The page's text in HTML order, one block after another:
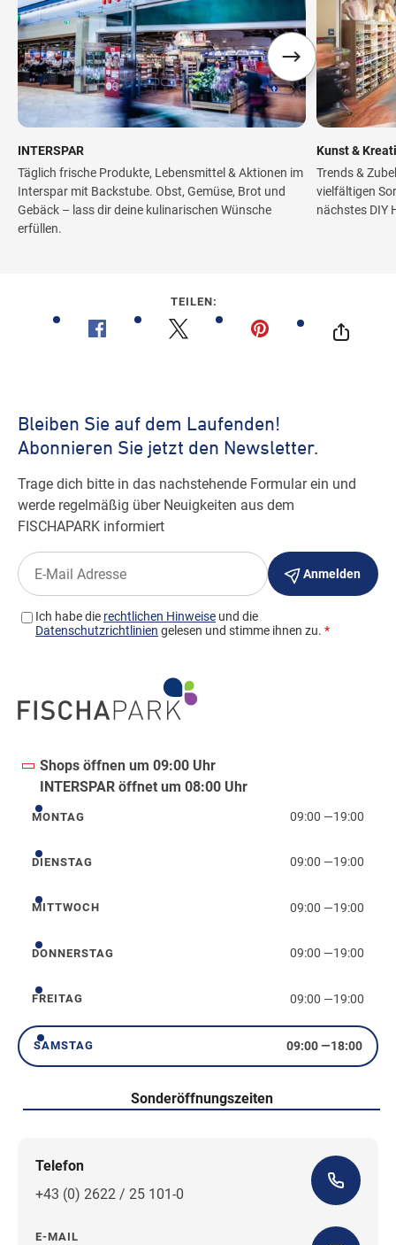
INTERSPAR
Täglich frische Produkte, Lebensmittel & Aktionen im
Interspar mit Backstube. Obst, Gemüse, Brot und
Gebäck – lass dir deine kulinarischen Wünsche
erfüllen.
Kunst &
Trends &
vielfältigen
nächstes DIY
TEILEN:
Shops öffnen um 09:00 Uhr
INTERSPAR öffnet um 08:00 Uhr
Montag
MONTAG 09:00 —19:00
Dienstag
DIENSTAG 09:00 —19:00
Mittwoch
MITTWOCH 09:00 —19:00
Donnerstag
DONNERSTAG 09:00 —19:00
Freitag
FREITAG 09:00 —19:00
Samstag
SAMSTAG 09:00—18:00
Sonderöffnungszeiten
Telefon
+43 (0) 2622 / 25 101-0
E-MAIL